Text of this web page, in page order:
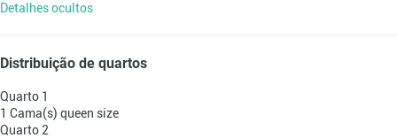
Detalhes ocultos
Distribuição de quartos
Quarto 1
1 Cama(s) queen size
Quarto 2